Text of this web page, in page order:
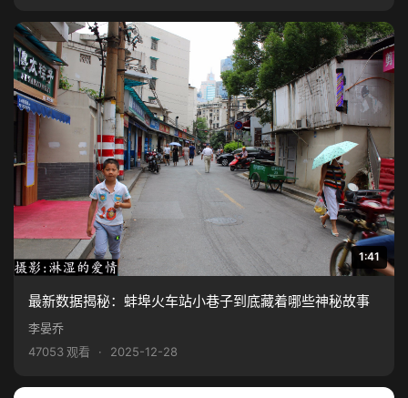
1:41
最新数据揭秘：蚌埠火车站小巷子到底藏着哪些神秘故事
李晏乔
47053 观看
· 2025-12-28